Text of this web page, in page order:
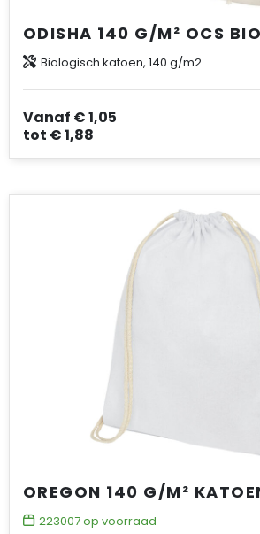
Biologisch katoen, 140 g/m2
Vanaf € 1,05
tot € 1,88
223007op voorraad